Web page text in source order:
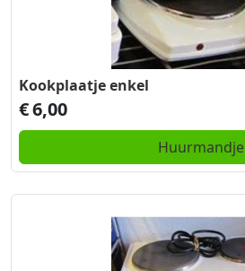
Kookplaatje enkel
€6,00
Huurmandje